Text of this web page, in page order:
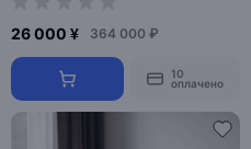
26 000 ¥ 364 000 ₽
10
оплачено